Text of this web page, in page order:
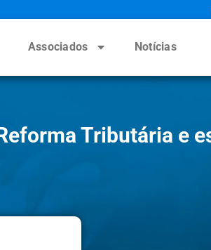
Associados Notícias
Tributária e